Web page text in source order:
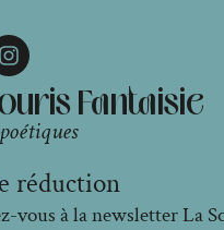
Fantaisie
réduction
vous à la newsletter La